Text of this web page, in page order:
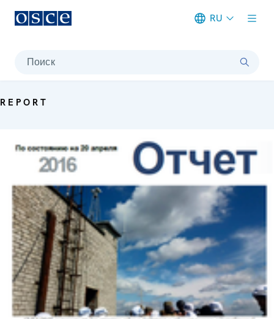
RU
Поиск
REPORT